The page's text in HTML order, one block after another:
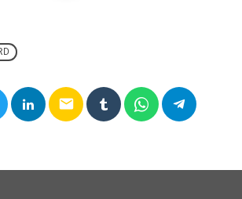
email